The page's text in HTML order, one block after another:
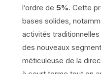
l’ordre de 5%. Cette
bases solides,
activités
des nouveaux
méticuleuse de la